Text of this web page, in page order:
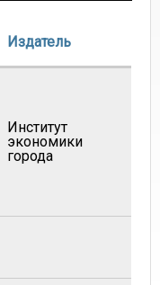
Издатель
Институт
экономики
города